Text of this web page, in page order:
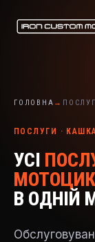
ГОЛОВНА →
ПОСЛУГИ ·
УСІ
В ОДНІЙ